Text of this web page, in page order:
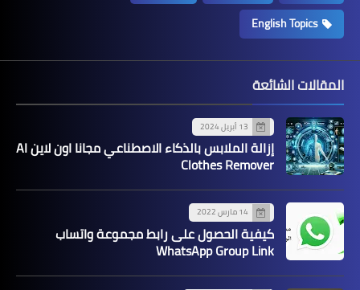
English Topics
المقالات الشائعة
13 أبريل 2024
إزالة الملابس بالذكاء الاصطناعي مجانا اون لاين AI
Clothes Remover
14 مارس 2022
كيفية الحصول على رابط مجموعة واتساب
WhatsApp Group Link